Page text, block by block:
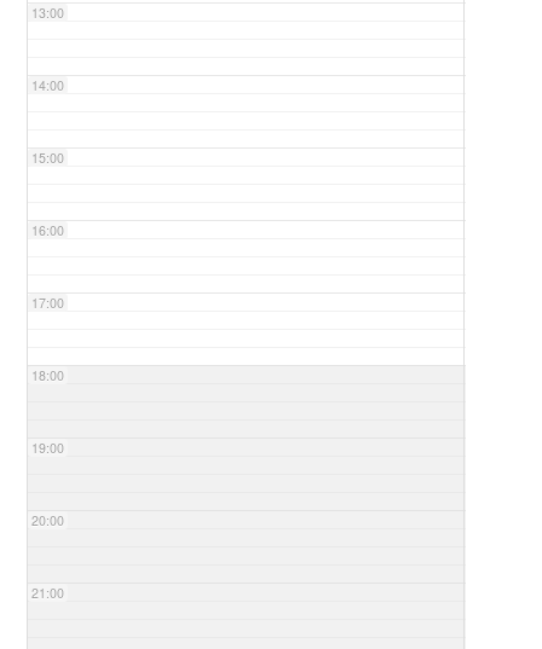
13:00
14:00
15:00
16:00
17:00
18:00
19:00
20:00
21:00